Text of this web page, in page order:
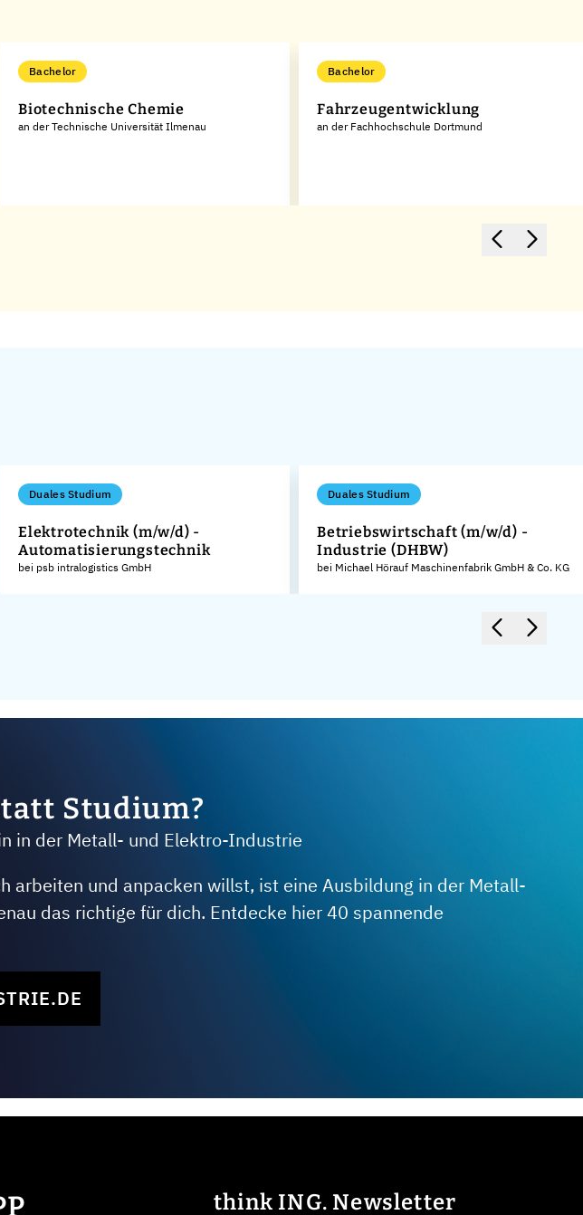
Bachelor
Biotechnische Chemie
an der Technische Universität Ilmenau
Bachelor
Fahrzeugentwicklung
an der Fachhochschule Dortmund
Duales Studium
Elektrotechnik (m/w/d) -
Automatisierungstechnik
bei psb intralogistics GmbH
Duales Studium
Betriebswirtschaft (m/w/d) -
Industrie (DHBW)
bei Michael Hörauf Maschinenfabrik GmbH & Co. KG
Studium?
in der Metall- und Elektro-Industrie
arbeiten und anpacken willst, ist eine Ausbildung in der Metall-
das richtige für dich. Entdecke hier 40 spannende
think ING. Newsletter